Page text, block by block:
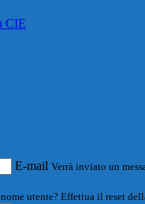
CIE
E-mail Verrà inviato un
utente? Effettua il reset